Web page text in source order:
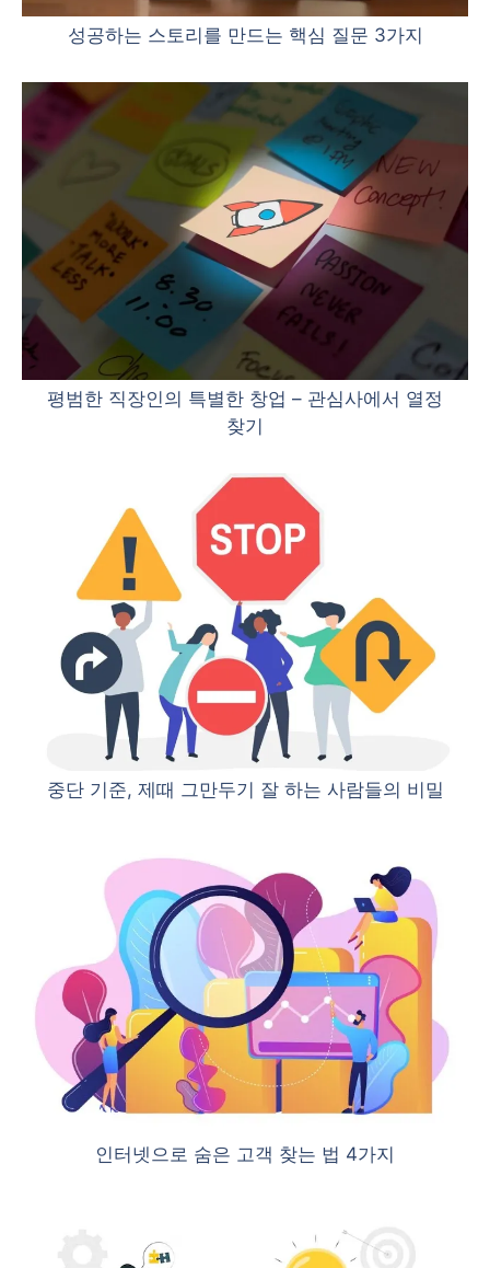
성공하는 스토리를 만드는 핵심 질문 3가지
평범한 직장인의 특별한 창업 – 관심사에서 열정
찾기
중단 기준, 제때 그만두기 잘 하는 사람들의 비밀
인터넷으로 숨은 고객 찾는 법 4가지